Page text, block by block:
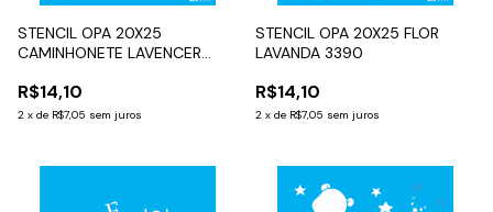
STENCIL OPA 20X25
CAMINHONETE LAVENCER
R$14,10
2 x de R$7,05 sem juros
STENCIL OPA 20X25 FLOR
LAVANDA 3390
R$14,10
2 x de R$7,05 sem juros